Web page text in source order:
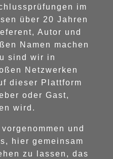
im
über 20 Jahren
Autor und
Namen machen
sind wir in
Netzwerken
dieser Plattform
oder Gast,
wird.
und
hier gemeinsam
zu lassen, das